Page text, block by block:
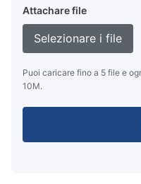
Attachare file
Selezionare i file
Puoi caricare fino a 5 file e
10M.